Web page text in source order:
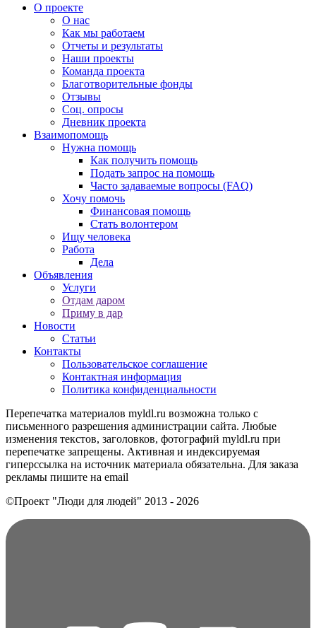
О проекте
О нас
Как мы работаем
Отчеты и результаты
Наши проекты
Команда проекта
Благотворительные фонды
Отзывы
Соц. опросы
Дневник проекта
Взаимопомощь
Нужна помощь
Как получить помощь
Подать запрос на помощь
Часто задаваемые вопросы (FAQ)
Хочу помочь
Финансовая помощь
Стать волонтером
Ищу человека
Работа
Дела
Объявления
Услуги
Отдам даром
Приму в дар
Новости
Статьи
Контакты
Пользовательское соглашение
Контактная информация
Политика конфиденциальности
Перепечатка материалов myldl.ru возможна только с
письменного разрешения администрации сайта. Любые
изменения текстов, заголовков, фотографий myldl.ru при
перепечатке запрещены. Активная и индексируемая
гиперссылка на источник материала обязательна. Для заказа
рекламы пишите на еmail
©Проект "Люди для людей" 2013 - 2026